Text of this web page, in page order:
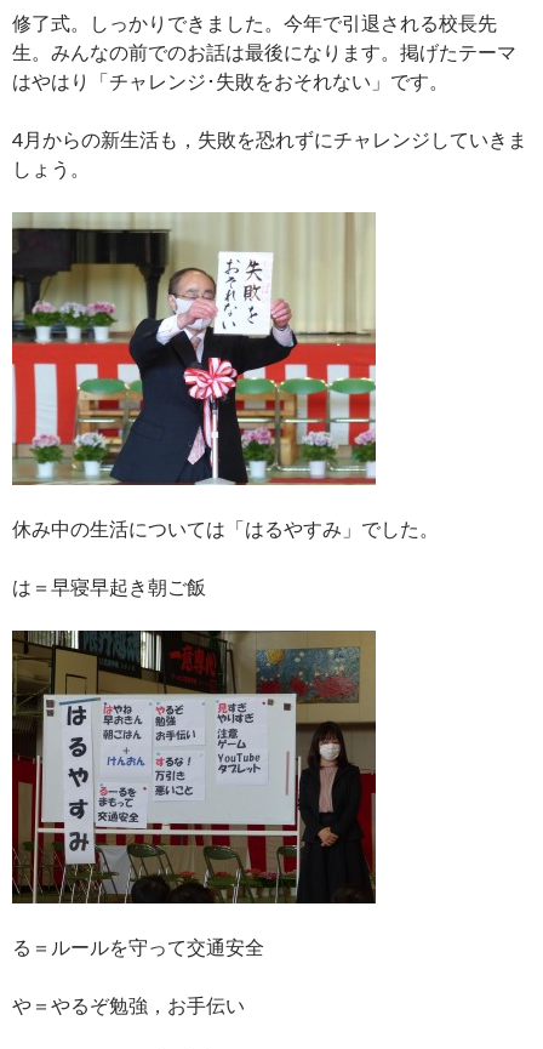
修了式。しっかりできました。今年で引退される校長先
生。みんなの前でのお話は最後になります。掲げたテーマ
はやはり「チャレンジ･失敗をおそれない」です。
4月からの新生活も，失敗を恐れずにチャレンジしていきま
しょう。
休み中の生活については「はるやすみ」でした。
は＝早寝早起き朝ご飯
る＝ルールを守って交通安全
や＝やるぞ勉強，お手伝い